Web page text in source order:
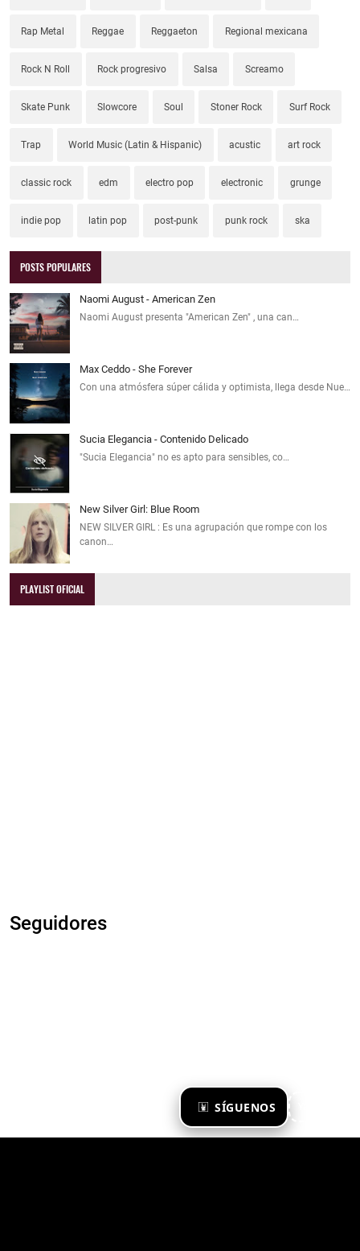
SÍGUENOS
Rap Metal Reggae Reggaeton Regional mexicana
Rock N Roll Rock progresivo Salsa Screamo
Skate Punk Slowcore Soul Stoner Rock Surf Rock
Trap World Music (Latin & Hispanic) acustic art rock
classic rock edm electro pop electronic grunge
indie pop latin pop post-punk punk rock ska
POSTS POPULARES
Naomi August - American Zen
Naomi August presenta "American Zen" , una can…
Max Ceddo - She Forever
Con una atmósfera súper cálida y optimista, llega desde Nue…
Sucia Elegancia - Contenido Delicado
"Sucia Elegancia" no es apto para sensibles, co…
New Silver Girl: Blue Room
NEW SILVER GIRL : Es una agrupación que rompe con los
canon…
PLAYLIST OFICIAL
Seguidores